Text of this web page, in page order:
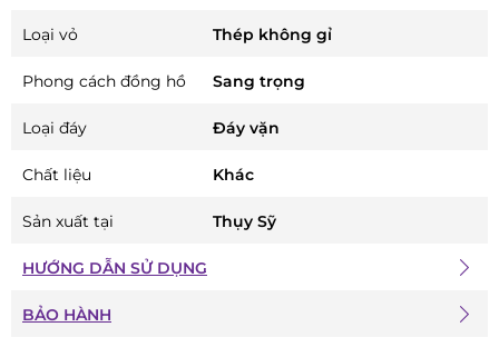
Loại vỏ Thép không gỉ
Phong cách đồng hồ Sang trọng
Loại đáy Đáy vặn
Chất liệu Khác
Sản xuất tại Thụy Sỹ
HƯỚNG DẪN SỬ DỤNG
BẢO HÀNH